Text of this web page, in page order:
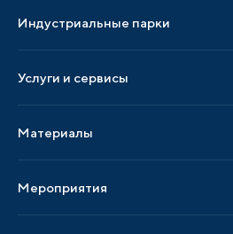
Индустриальные парки
Парки по регионам
Услуги и сервисы
Услуги по локализации
Материалы
Публикации СМИ и статьи
Мероприятия